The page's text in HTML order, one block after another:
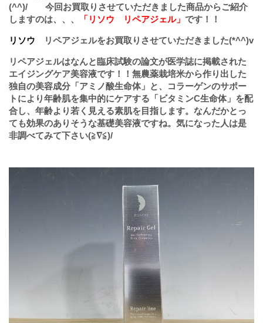
(^^)/ 今回お買取りさせていただきました商品からご紹介
しますのは、、、
「リソウ リペアジェル」 です！！
リソウ リペアジェルをお買取りさせていただきました(*^^)v
リペアジェルはなんと臨床試験の論文が医学誌に掲載された
エイジングケア美容液です！！無農薬栽培米から作り出した
独自の美容成分「アミノ酸生命体」と、コラーゲンのサポー
トにより年齢肌を集中的にケアする「ビタミンC生命体」を配
合し、年齢より若く見える素肌を目指します。なんだかとっ
ても効果のありそうな基礎美容液ですね。気になった人は是
非調べてみて下さい(≧∇≦)/